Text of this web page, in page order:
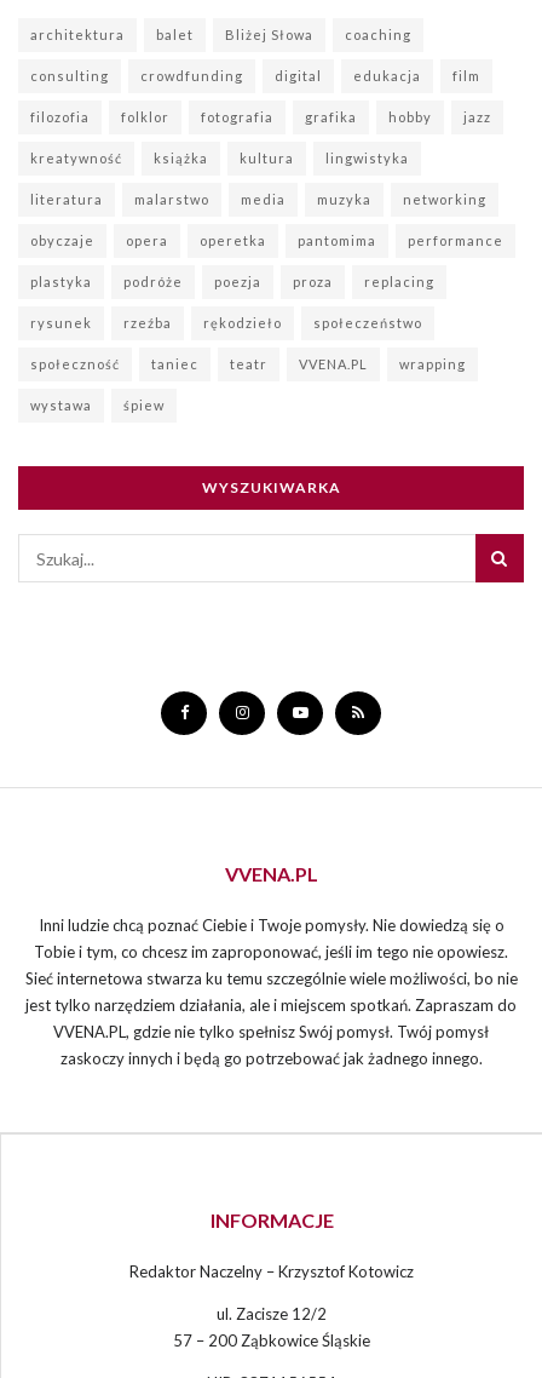
architektura balet Bliżej Słowa coaching
consulting crowdfunding digital edukacja film
filozofia folklor fotografia grafika hobby jazz
kreatywność książka kultura lingwistyka
literatura malarstwo media muzyka networking
obyczaje opera operetka pantomima performance
plastyka podróże poezja proza replacing
rysunek rzeźba rękodzieło społeczeństwo
społeczność taniec teatr VVENA.PL wrapping
wystawa śpiew
WYSZUKIWARKA
VVENA.PL
Inni ludzie chcą poznać Ciebie i Twoje pomysły. Nie dowiedzą się o
Tobie i tym, co chcesz im zaproponować, jeśli im tego nie opowiesz.
Sieć internetowa stwarza ku temu szczególnie wiele możliwości, bo nie
jest tylko narzędziem działania, ale i miejscem spotkań. Zapraszam do
VVENA.PL, gdzie nie tylko spełnisz Swój pomysł. Twój pomysł
zaskoczy innych i będą go potrzebować jak żadnego innego.
INFORMACJE
Redaktor Naczelny – Krzysztof Kotowicz
ul. Zacisze 12/2
57 – 200 Ząbkowice Śląskie